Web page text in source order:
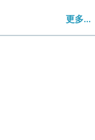
更多...